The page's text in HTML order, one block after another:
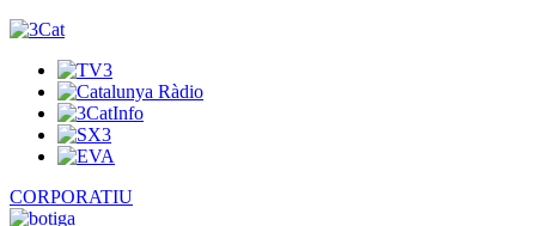
CORPORATIU